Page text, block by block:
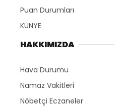
Puan Durumları
KÜNYE
HAKKIMIZDA
Hava Durumu
Namaz Vakitleri
Nöbetçi Eczaneler